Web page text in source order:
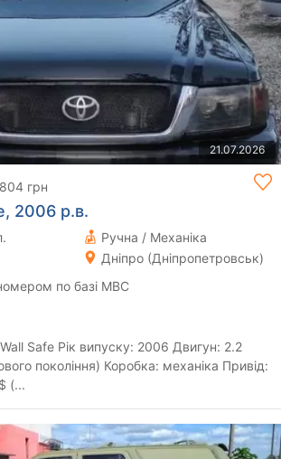
21.07.2026
грн
2006 р.в.
Ручна / Механіка
Дніпро (Дніпропетровськ)
по базі МВС
Safe Рік випуску: 2006 Двигун: 2.2
покоління) Коробка: механіка Привід:
(...